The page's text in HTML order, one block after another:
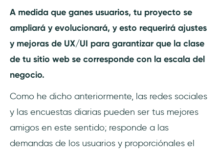
A medida que ganes usuarios, tu proyecto se
ampliará y evolucionará, y esto requerirá ajustes
y mejoras de UX/UI para garantizar que la clase
de tu sitio web se corresponde con la escala del
negocio.
Como he dicho anteriormente, las redes sociales
y las encuestas diarias pueden ser tus mejores
amigos en este sentido; responde a las
demandas de los usuarios y proporciónales el